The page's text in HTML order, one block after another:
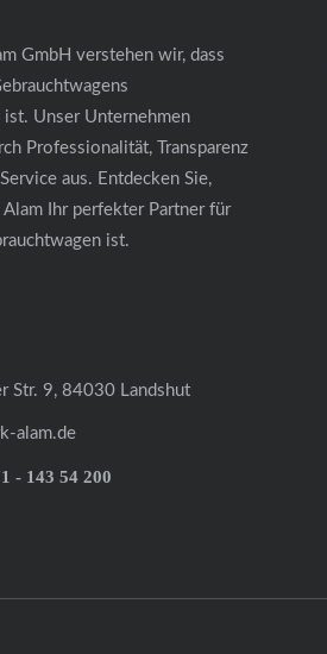
GmbH verstehen wir, dass
ist. Unser Unternehmen
Professionalität, Transparenz
aus. Entdecken Sie,
Ihr perfekter Partner für
ist.
Str. 9, 84030 Landshut
alam.de
- 143 54 200